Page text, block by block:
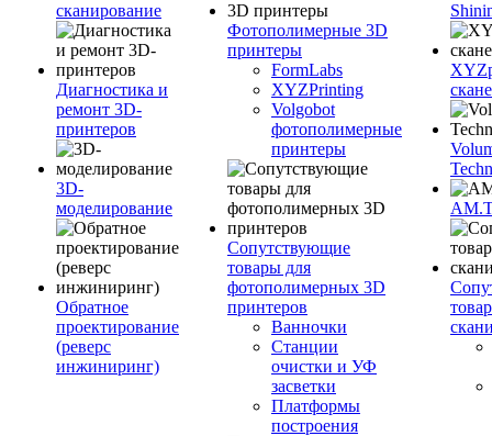
сканирование
Диагностика и
ремонт 3D-
принтеров
3D-
моделирование
Обратное
проектирование
(реверс
инжиниринг)
Фотополимерные 3D
принтеры
FormLabs
XYZPrinting
Volgobot
фотополимерные
принтеры
Сопутствующие
товары для
фотополимерных 3D
принтеров
Ванночки
Станции
очистки и УФ
засветки
Платформы
построения